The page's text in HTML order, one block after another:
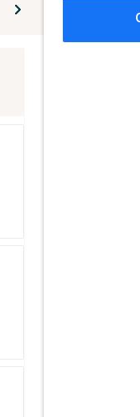
ALKOHOLFREIE